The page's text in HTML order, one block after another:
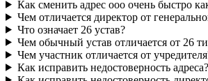
Как сменить адрес ооо очень быстро
Чем отличается директор от
Что означает 26 устав?
Чем обычный устав отличается от 26
Чем участник отличается от
Как исправить недостоверность адреса?